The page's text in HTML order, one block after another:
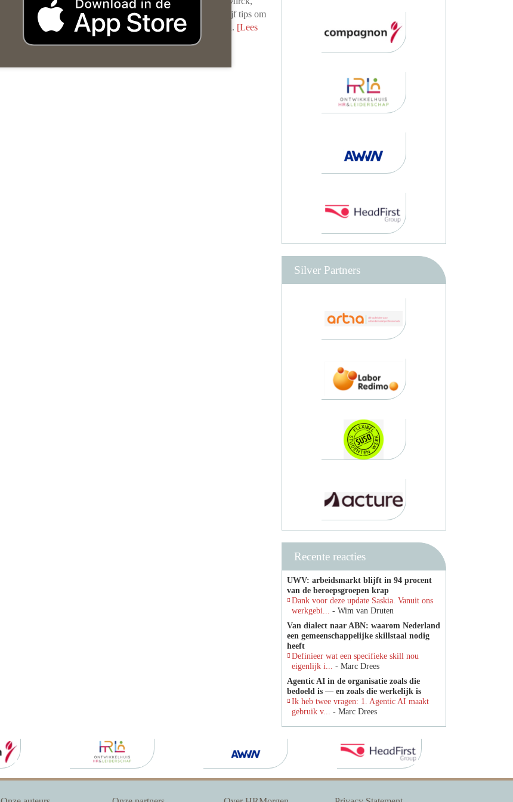
schrijver en spreker over technologie, deelt daarom vijf tips om
de focus te heroveren en de productiviteit te vergroten. [Lees
Silver Partners
Recente reacties
UWV: arbeidsmarkt blijft in 94 procent
van de beroepsgroepen krap
Dank voor deze update Saskia. Vanuit ons
werkgebi... - Wim van Druten
Van dialect naar ABN: waarom Nederland
een gemeenschappelijke skillstaal nodig
heeft
Definieer wat een specifieke skill nou
eigenlijk i... - Marc Drees
Agentic AI in de organisatie zoals die
bedoeld is — en zoals die werkelijk is
Ik heb twee vragen: 1. Agentic AI maakt
gebruik v... - Marc Drees